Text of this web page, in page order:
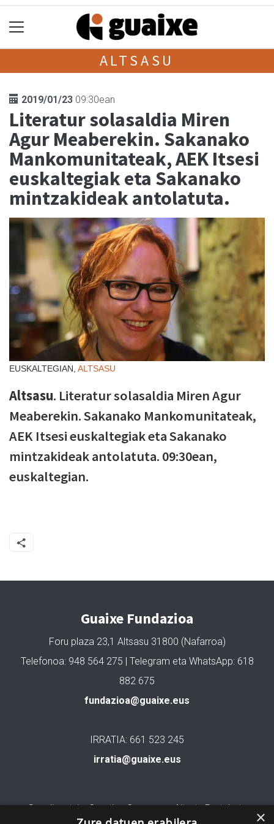
ALTSASU
2019/01/23 09:30ean
Literatur solasaldia Miren
Agur Meaberekin. Sakanako
Mankomunitateak, AEK Itsesi
euskaltegiak eta Sakanako
mintzakideak antolatuta.
EUSKALTEGIAN, ALTSASU
Altsasu. Literatur solasaldia Miren Agur
Meaberekin. Sakanako Mankomunitateak,
AEK Itsesi euskaltegiak eta Sakanako
mintzakideak antolatuta. 09:30ean,
euskaltegian.
Guaixe Fundazioa
Foru plaza 23,1 Altsasu 31800 (Nafarroa)
Telefonoa: 948 564 275 | Telegram eta WhatsApp: 618
882 675
fundazioa@guaixe.eus
IRRATIA: 661 523 245
irratia@guaixe.eus
Gure lizentzia: Creative Commons Aitortu Partekatu ×